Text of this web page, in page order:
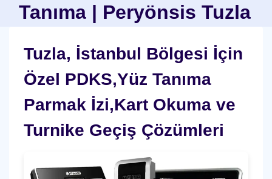
Tanıma | Peryönsis Tuzla
Tuzla, İstanbul Bölgesi İçin
Özel PDKS,Yüz Tanıma
Parmak İzi,Kart Okuma ve
Turnike Geçiş Çözümleri